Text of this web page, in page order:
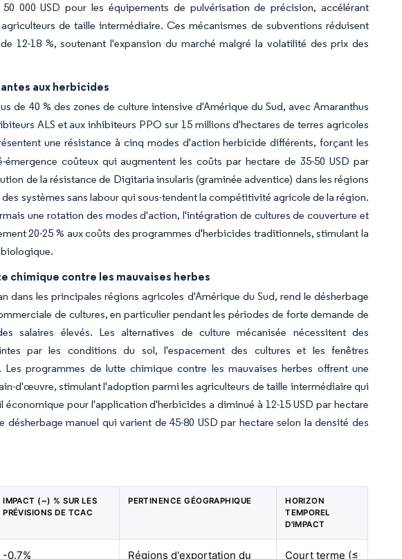
000 USD pour les équipements de pulvérisation de précision, accélérant
de taille intermédiaire. Ces mécanismes de subventions réduisent
12-18 %, soutenant l'expansion du marché malgré la volatilité des prix des
aux herbicides
de 40 % des zones de culture intensive d'Amérique du Sud, avec Amaranthus
ALS et aux inhibiteurs PPO sur 15 millions d'hectares de terres agricoles
une résistance à cinq modes d'action herbicide différents, forçant les
coûteux qui augmentent les coûts par hectare de 35-50 USD par
de la résistance de Digitaria insularis (graminée adventice) dans les régions
systèmes sans labour qui sous-tendent la compétitivité agricole de la région.
une rotation des modes d'action, l'intégration de cultures de couverture et
20-25 % aux coûts des programmes d'herbicides traditionnels, stimulant la
chimique contre les mauvaises herbes
dans les principales régions agricoles d'Amérique du Sud, rend le désherbage
de cultures, en particulier pendant les périodes de forte demande de
salaires élevés. Les alternatives de culture mécanisée nécessitent des
par les conditions du sol, l'espacement des cultures et les fenêtres
programmes de lutte chimique contre les mauvaises herbes offrent une
d'œuvre, stimulant l'adoption parmi les agriculteurs de taille intermédiaire qui
pour l'application d'herbicides a diminué à 12-15 USD par hectare
manuel qui varient de 45-80 USD par hectare selon la densité des
IMPACT (~) % SUR LES
PRÉVISIONS DE TCAC
PERTINENCE GÉOGRAPHIQUE
HORIZON
TEMPOREL
D'IMPACT
-0.7% Régions d'exportation du Court terme (≤